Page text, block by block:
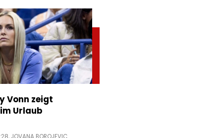
Vonn zeigt
Urlaub